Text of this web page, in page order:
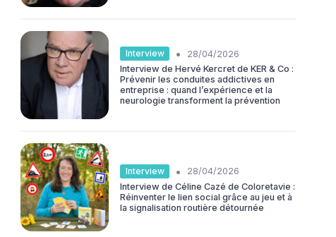
Interview •
28/04/2026
Interview de Hervé Kercret de KER & Co :
Prévenir les conduites addictives en
entreprise : quand l’expérience et la
neurologie transforment la prévention
Interview •
28/04/2026
Interview de Céline Cazé de Coloretavie :
Réinventer le lien social grâce au jeu et à
la signalisation routière détournée